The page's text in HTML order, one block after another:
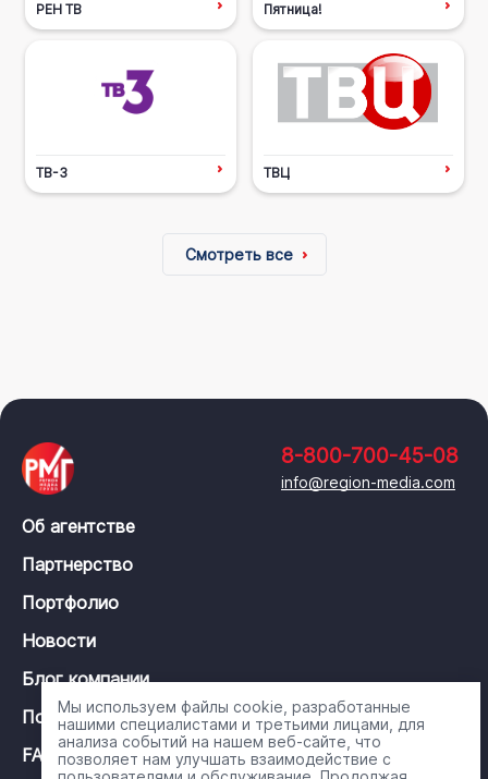
РЕН ТВ Пятница!
ТВ-3 ТВЦ
Смотреть все
8-800-700-45-08
info@region-media.com
Об агентстве
Партнерство
Портфолио
Новости
Блог компании
Политика конфиденциальности
FAQ
Мы используем файлы cookie, разработанные
нашими специалистами и третьими лицами, для
анализа событий на нашем веб-сайте, что
позволяет нам улучшать взаимодействие с